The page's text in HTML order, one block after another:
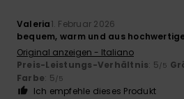
Valeria1. Februar 2026
bequem, warm und aus
Original anzeigen - Italiano
Preis-Leistungs-Verhältnis: 5/5
Farbe: 5/5
Ich empfehle dieses Produkt